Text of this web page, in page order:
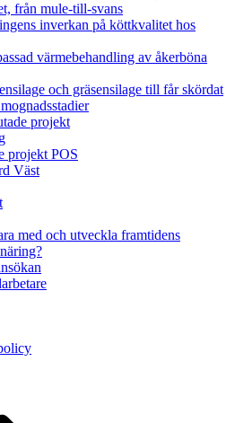
från mule-till-svans
inverkan på köttkvalitet hos
värmebehandling av åkerböna
och gräsensilage till får skördat
projekt
projekt POS
Väst
med och utveckla framtidens